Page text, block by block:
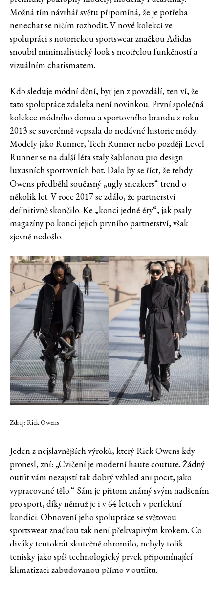
Možná tím návrhář světu připomíná, že je potřeba
nenechat se ničím rozhodit. V nové kolekci ve
spolupráci s notorickou sportswear značkou Adidas
snoubil minimalistický look s neotřelou funkčností a
vizuálním charismatem.
Kdo sleduje módní dění, byť jen z povzdálí, ten ví, že
tato spolupráce zdaleka není novinkou. První společná
kolekce módního domu a sportovního brandu z roku
2013 se suverénně vepsala do nedávné historie módy.
Modely jako Runner, Tech Runner nebo později Level
Runner se na další léta staly šablonou pro design
luxusních sportovních bot. Dalo by se říct, že tehdy
Owens předběhl současný „ugly sneakers“ trend o
několik let. V roce 2017 se zdálo, že partnerství
definitivně skončilo. Ke „konci jedné éry“, jak psaly
magazíny po konci jejich prvního partnerství, však
zjevně nedošlo.
Zdroj: Rick Owens
Jeden z nejslavnějších výroků, který Rick Owens kdy
pronesl, zní: „Cvičení je moderní haute couture. Žádný
outfit vám nezajistí tak dobrý vzhled ani pocit, jako
vypracované tělo.“ Sám je přitom známý svým nadšením
pro sport, díky němuž je i v 64 letech v perfektní
kondici. Obnovení jeho spolupráce se světovou
sportswear značkou tak není překvapivým krokem. Co
diváky tentokrát skutečně ohromilo, nebyly tolik
tenisky jako spíš technologický prvek připomínající
klimatizaci zabudovanou přímo v outfitu.